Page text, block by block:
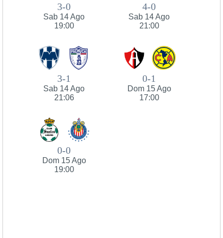
3-0
Sab 14 Ago
19:00
4-0
Sab 14 Ago
21:00
3-1
Sab 14 Ago
21:06
0-1
Dom 15 Ago
17:00
0-0
Dom 15 Ago
19:00